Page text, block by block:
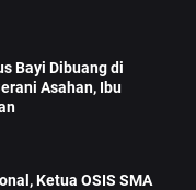
Bayi Dibuang di
Asahan, Ibu
Ketua OSIS SMA